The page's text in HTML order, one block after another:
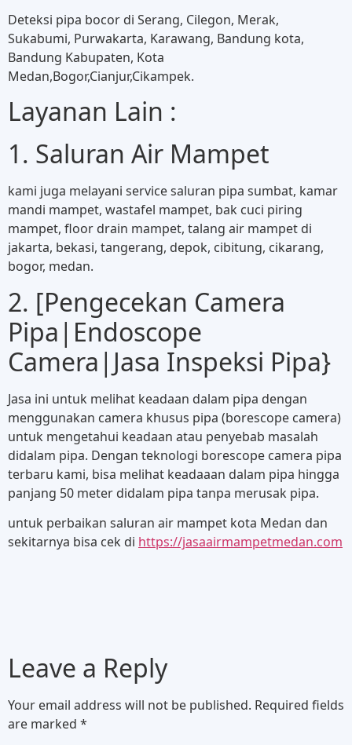
Deteksi pipa bocor di Serang, Cilegon, Merak,
Sukabumi, Purwakarta, Karawang, Bandung kota,
Bandung Kabupaten, Kota
Medan,Bogor,Cianjur,Cikampek.
Layanan Lain :
1. Saluran Air Mampet
kami juga melayani service saluran pipa sumbat, kamar
mandi mampet, wastafel mampet, bak cuci piring
mampet, floor drain mampet, talang air mampet di
jakarta, bekasi, tangerang, depok, cibitung, cikarang,
bogor, medan.
2. [Pengecekan Camera
Pipa|Endoscope
Camera|Jasa Inspeksi Pipa}
Jasa ini untuk melihat keadaan dalam pipa dengan
menggunakan camera khusus pipa (borescope camera)
untuk mengetahui keadaan atau penyebab masalah
didalam pipa. Dengan teknologi borescope camera pipa
terbaru kami, bisa melihat keadaaan dalam pipa hingga
panjang 50 meter didalam pipa tanpa merusak pipa.
untuk perbaikan saluran air mampet kota Medan dan
sekitarnya bisa cek di https://jasaairmampetmedan.com
Leave a Reply
Your email address will not be published. Required fields
are marked *